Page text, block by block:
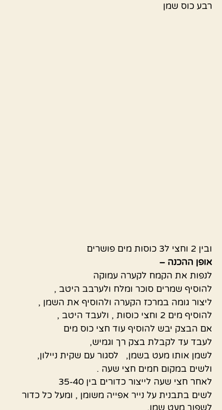
רבע כוס שמן
ובין 2 וחצי ל3 כוסות מים פושרים
אופן ההכנה –
לנפות את הקמח לקערה עמוקה
להוסיף שמרים סוכר ומלח ולערבב היטב ,
ליצור גומה במרכז הקערה ולהוסיף את השמן ,
להוסיף מים 2 וחצי כוסות , ולעבד היטב ,
אם הבצק יבש להוסיף עוד חצי כוס מים
לעבד עד לקבלת בצק רך וגמיש,
לשמן אותו מעט בשמן, לסגור עם שקית ניילון,
ולשים במקום חמים חצי שעה .
לאחר חצי שעה לייצור כדורים בין 35-40
לשים בתבנית על נייר אפייה משומן , ומעל כל כדור
לשפוך מעט שמן.